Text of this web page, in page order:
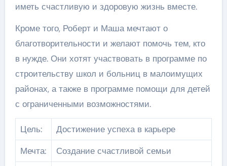
иметь счастливую и здоровую жизнь вместе.
Кроме того, Роберт и Маша мечтают о
благотворительности и желают помочь тем, кто
в нужде. Они хотят участвовать в программе по
строительству школ и больниц в малоимущих
районах, а также в программе помощи для детей
с ограниченными возможностями.
Цель:
Достижение успеха в карьере
Мечта:
Создание счастливой семьи